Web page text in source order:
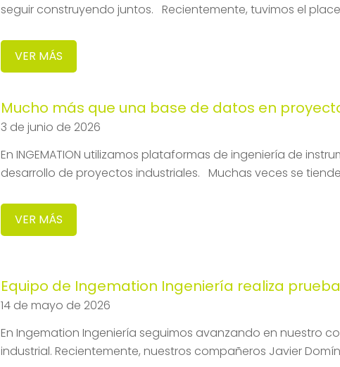
seguir construyendo juntos. Recientemente, tuvimos el
VER MÁS
Mucho más que una base de datos en
3 de junio de 2026
En INGEMATION utilizamos plataformas de ingeniería de
desarrollo de proyectos industriales. Muchas veces se tiende
VER MÁS
Equipo de Ingemation Ingeniería realiza
14 de mayo de 2026
En Ingemation Ingeniería seguimos avanzando en nuestro
industrial. Recientemente, nuestros compañeros Javier